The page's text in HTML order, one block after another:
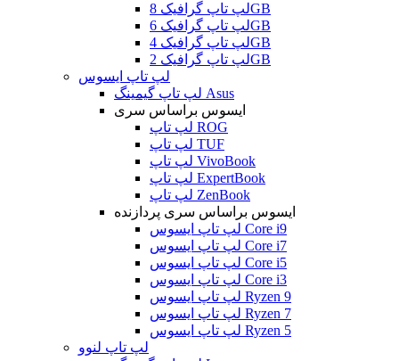
لپ تاپ گرافیک 8GB
لپ تاپ گرافیک 6GB
لپ تاپ گرافیک 4GB
لپ تاپ گرافیک 2GB
لپ تاپ ایسوس
لپ تاپ گیمینگ Asus
ایسوس براساس سری
لپ تاپ ROG
لپ تاپ TUF
لپ تاپ VivoBook
لپ تاپ ExpertBook
لپ تاپ ZenBook
ایسوس براساس سری پردازنده
لپ تاپ ایسوس Core i9
لپ تاپ ایسوس Core i7
لپ تاپ ایسوس Core i5
لپ تاپ ایسوس Core i3
لپ تاپ ایسوس Ryzen 9
لپ تاپ ایسوس Ryzen 7
لپ تاپ ایسوس Ryzen 5
لپ تاپ لنوو